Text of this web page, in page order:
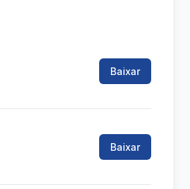
Baixar
Baixar